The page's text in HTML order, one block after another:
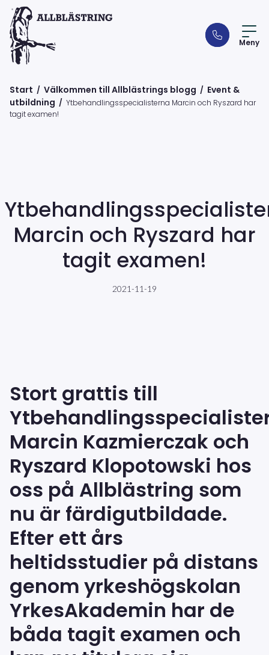
Meny
Start / Välkommen till Allblästrings blogg / Event &
utbildning / Ytbehandlingsspecialisterna Marcin och Ryszard har
tagit examen!
Marcin och Ryszard har
tagit examen!
2021-11-19
Stort grattis till
Marcin Kazmierczak och
Ryszard Klopotowski hos
oss på Allblästring som
nu är färdigutbildade.
Efter ett års
heltidsstudier på distans
genom yrkeshögskolan
YrkesAkademin har de
båda tagit examen och